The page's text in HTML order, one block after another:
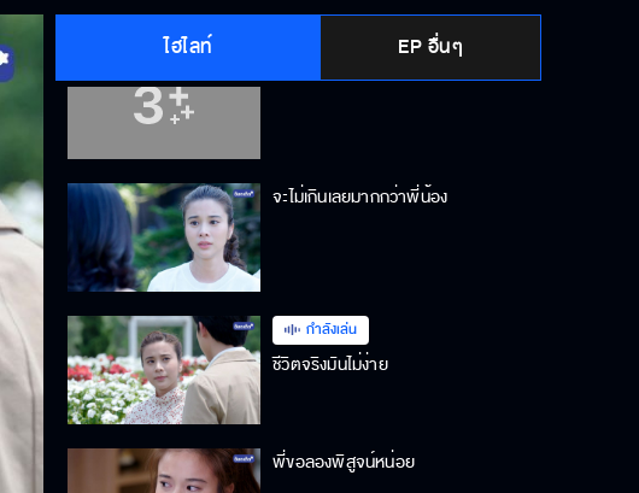
ไฮไลท์ EP อื่นๆ
จะไม่เกินเลยมากกว่าพี่น้อง
กำลังเล่น
ชีวิตจริงมันไม่ง่าย
พี่ขอลองพิสูจน์หน่อย